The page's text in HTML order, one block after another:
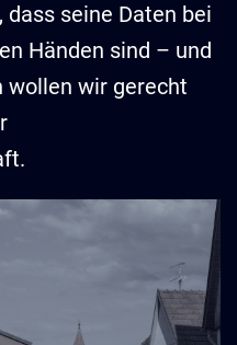
seine Daten bei
Händen sind – und
wollen wir gerecht